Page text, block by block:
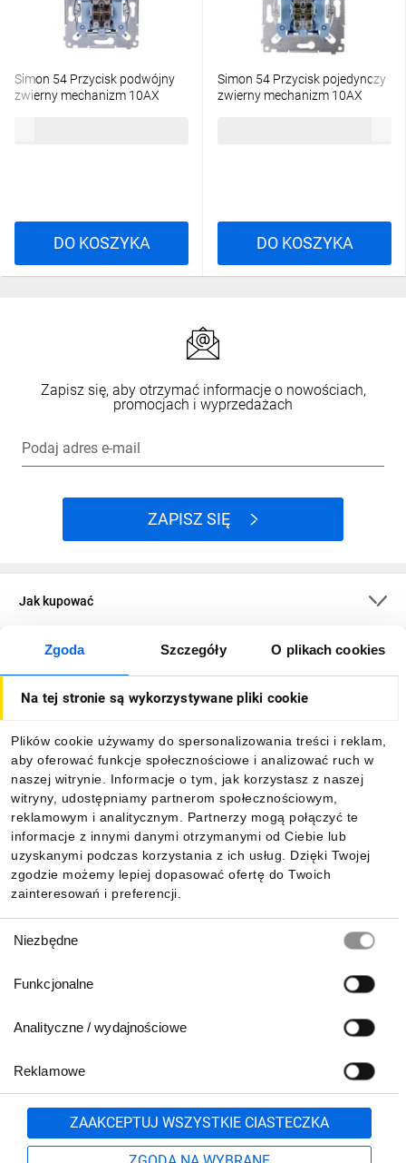
Zgoda Szczegóły O plikach cookies
Na tej stronie są wykorzystywane pliki cookie
Plików cookie używamy do spersonalizowania treści i reklam,
aby oferować funkcje społecznościowe i analizować ruch w
naszej witrynie. Informacje o tym, jak korzystasz z naszej
witryny, udostępniamy partnerom społecznościowym,
reklamowym i analitycznym. Partnerzy mogą połączyć te
informacje z innymi danymi otrzymanymi od Ciebie lub
uzyskanymi podczas korzystania z ich usług. Dzięki Twojej
zgodzie możemy lepiej dopasować ofertę do Twoich
zainteresowań i preferencji.
zgody
Niezbędne
Funkcjonalne
Analityczne / wydajnościowe
Reklamowe
ZAAKCEPTUJ WSZYSTKIE CIASTECZKA
Simon 54 Przycisk podwójny
zwierny mechanizm 10AX
DO KOSZYKA
Simon 54 Przycisk pojedynczy
zwierny mechanizm 10AX
DO KOSZYKA
Zapisz się, aby otrzymać informacje o nowościach,
promocjach i wyprzedażach
Podaj adres e-mail
ZAPISZ SIĘ
Jak kupować
O firmie
Informacje
Pobierz naszą aplikację mobilną:
801 500 700 lub
71 37 61 600
Formularz kontaktowy